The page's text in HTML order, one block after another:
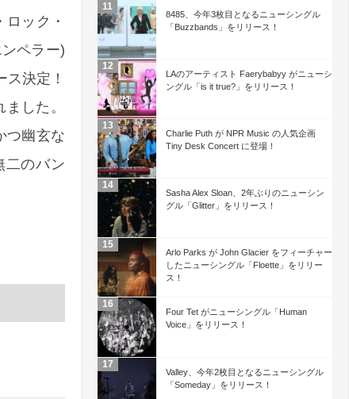
ック・
ペラー)
決定！
した。
つ幽玄な
二のバン
8485、今年3枚目となるニューシングル
「Buzzbands」をリリース！
LAのアーティスト Faerybabyy がニューシ
ングル「is it true?」をリリース！
Charlie Puth が NPR Music の人気企画
Tiny Desk Concert に登場！
Sasha Alex Sloan、2年ぶりのニューシン
グル「Glitter」をリリース！
Arlo Parks が John Glacier をフィーチャー
したニューシングル「Floette」をリリー
ス！
Four Tet がニューシングル「Human
Voice」をリリース！
Valley、今年2枚目となるニューシングル
「Someday」をリリース！